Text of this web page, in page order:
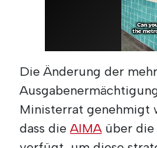
Die Änderung der
Ministerrat genehmigt
dass dieAIMA über